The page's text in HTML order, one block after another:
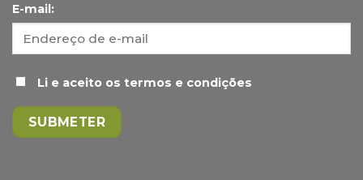
E-mail:
Li e aceito os termos e condições